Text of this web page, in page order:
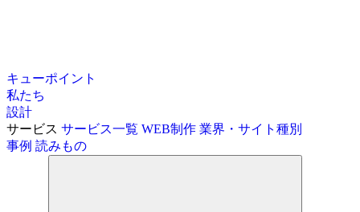
キューポイント
私たち
設計
サービス サービス一覧 WEB制作 業界・サイト種別
事例 読みもの